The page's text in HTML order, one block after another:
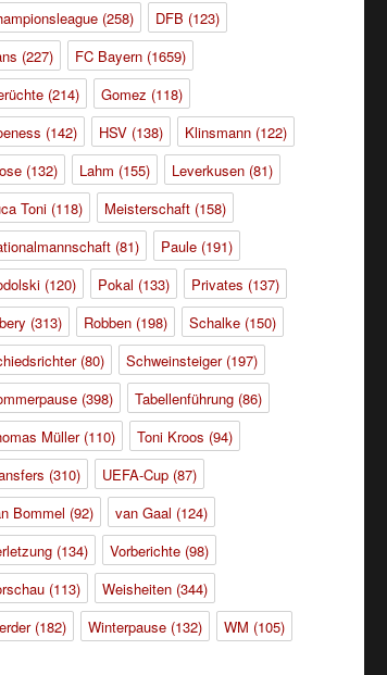
(258) DFB (123)
(227) FC Bayern(1659)
(214) Gomez (118)
(142) HSV(138) Klinsmann(122)
(132) Lahm (155) Leverkusen(81)
Toni(118) Meisterschaft(158)
(81) Paule(191)
(120) Pokal (133) Privates (137)
(313) Robben(198) Schalke(150)
(80) Schweinsteiger(197)
(398) Tabellenführung(86)
Müller(110) Toni Kroos (94)
(310) UEFA-Cup(87)
Bommel (92) van Gaal (124)
(134) Vorberichte(98)
(113) Weisheiten(344)
(182) Winterpause(132) WM (105)